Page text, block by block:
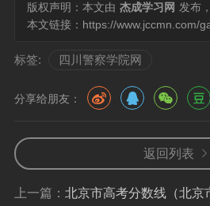
或毕业学生。边防和消防及武警人
版权声明：本文由 杰成学习网 发布
本文链接： https://www.jccmn.com/
标签: 四川警察学院网
分享给朋友：
返回列表
上一篇： 北京市高考分数线（北京